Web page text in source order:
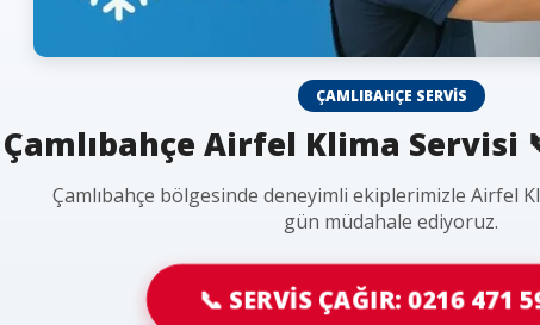
ÇAMLIBAHÇE SERVIS
Çamlıbahçe Airfel Klima Servisi
Çamlıbahçe bölgesinde deneyimli ekiplerimizle Airfel
gün müdahale ediyoruz.
📞 SERVİS ÇAĞIR: 0216 471